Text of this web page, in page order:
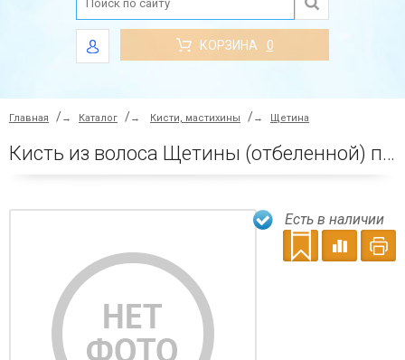
КОРЗИНА 0
Главная → Каталог → Кисти, мастихины → Щетина
Кисть из волоса Щетины (отбеленной) плоская №22
Есть в наличии